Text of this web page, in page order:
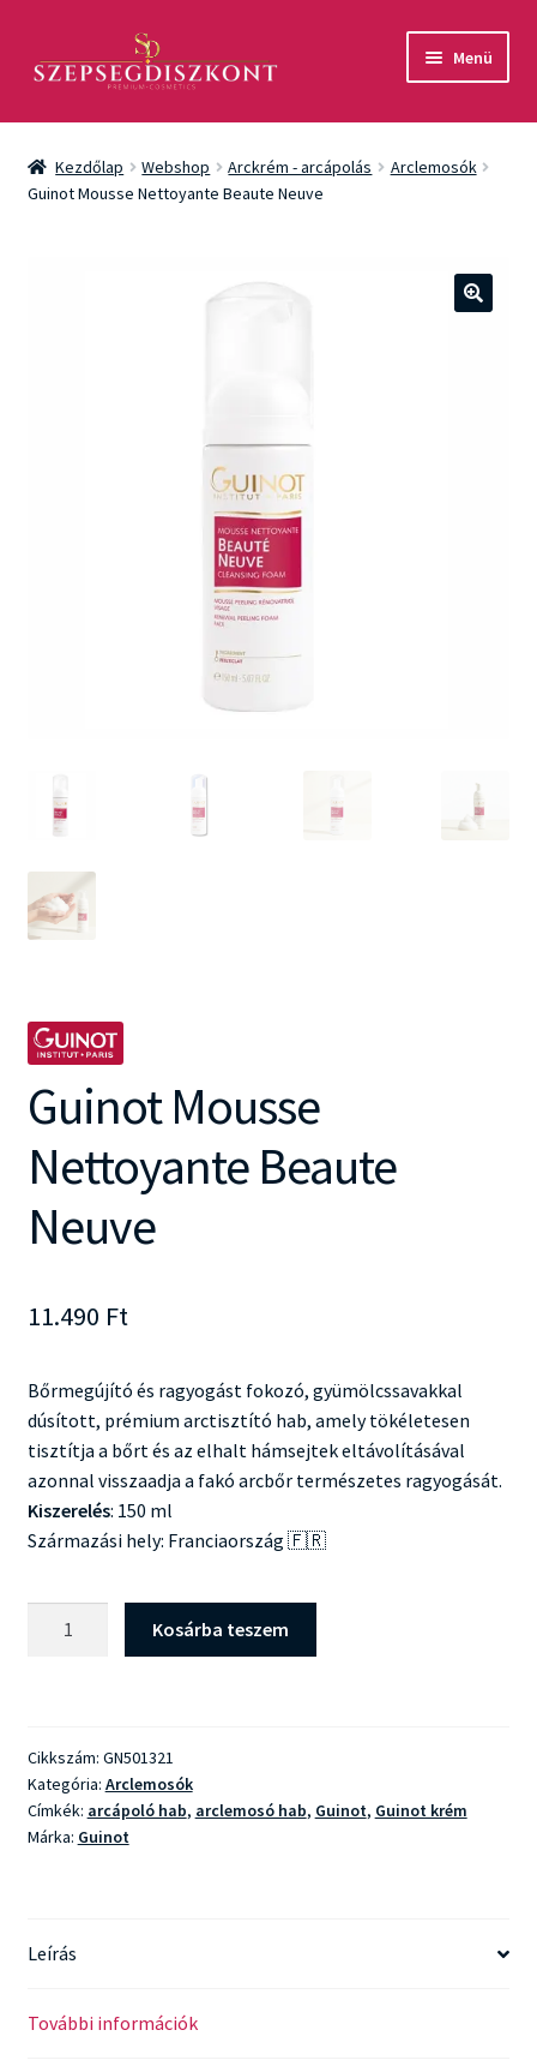
aa
Menü
Akció
Csomagok
Kezdőlap Webshop Arckrém - arcápolás
Arclemosók
Guinot Mousse Nettoyante Beaute Neuve
Guinot Mousse
Nettoyante Beaute
Neuve
11.490 Ft
Bőrmegújító és ragyogást fokozó, gyümölcssavakkal
dúsított, prémium arctisztító hab, amely tökéletesen
tisztítja a bőrt és az elhalt hámsejtek eltávolításával
azonnal visszaadja a fakó arcbőr természetes ragyogását.
Kiszerelés: 150 ml
Származási hely: Franciaország 🇫🇷
mennyiség
Kosárba teszem
Cikkszám: GN501321
Kategória: Arclemosók
Címkék: arcápoló hab, arclemosó hab, Guinot, Guinot krém
Márka: Guinot
Leírás
További információk